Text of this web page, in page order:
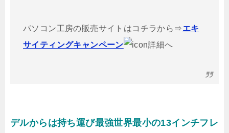
パソコン工房の販売サイトはコチラから⇒エキ
サイティングキャンペーン
詳細へ
デルからは持ち運び最強世界最小の13インチフレ